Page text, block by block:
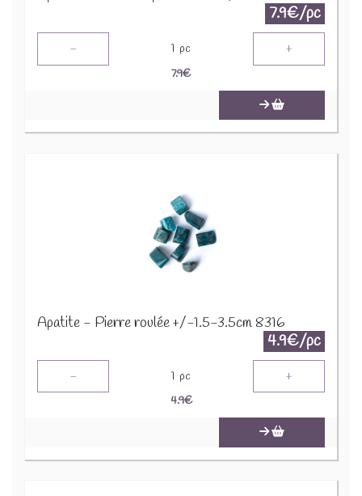
7.9€/pc
- 1 pc +
7.9€
Apatite - Pierre roulée +/-1.5-3.5cm 8316
4.9€/pc
- 1 pc +
4.9€